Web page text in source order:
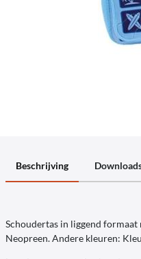
Beschrijving
Schoudertas in liggend
Neopreen. Andere kleuren: